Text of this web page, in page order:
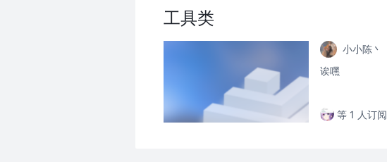
工具类
小小陈丶
诶嘿
等 1 人订阅